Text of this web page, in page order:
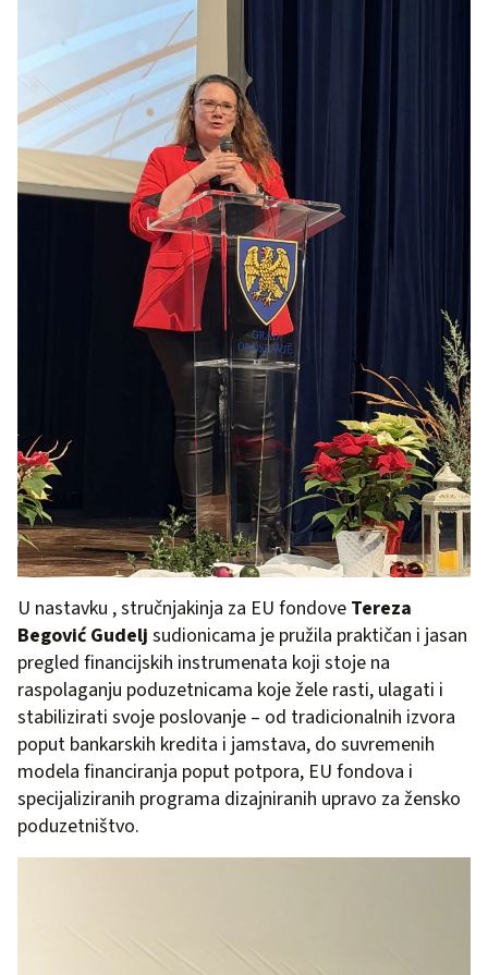
U nastavku , stručnjakinja za EU fondove Tereza
Begović Gudelj sudionicama je pružila praktičan i jasan
pregled financijskih instrumenata koji stoje na
raspolaganju poduzetnicama koje žele rasti, ulagati i
stabilizirati svoje poslovanje – od tradicionalnih izvora
poput bankarskih kredita i jamstava, do suvremenih
modela financiranja poput potpora, EU fondova i
specijaliziranih programa dizajniranih upravo za žensko
poduzetništvo.